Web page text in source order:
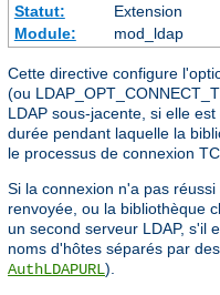
Statut:
Extension
Module:
mod_ldap
Cette directive configure
(ou
LDAP sous-jacente, si elle
durée pendant laquelle la
le processus de connexion
Si la connexion n'a pas
renvoyée, ou la bibliothèque
un second serveur LDAP, s'il
noms d'hôtes séparés par
AuthLDAPURL).